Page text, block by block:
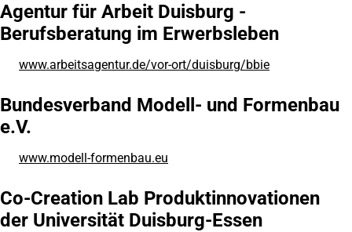
neuen
Tab)
Agentur für Arbeit Duisburg -
Berufsberatung im Erwerbsleben
www.arbeitsagentur.de/vor-ort/duisburg/bbie
(Öffnet
einem
neuen
Tab)
Bundesverband Modell- und Formenbau
e.V.
www.modell-formenbau.eu
(Öffnet
einem
neuen
Tab)
Co-Creation Lab Produktinnovationen
der Universität Duisburg-Essen